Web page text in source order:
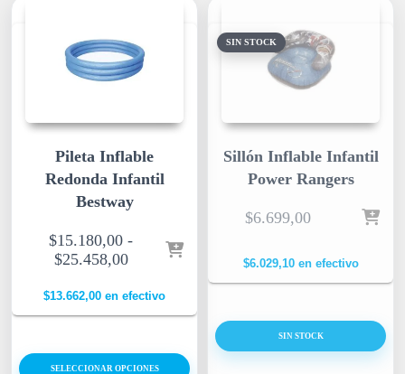
SIN STOCK
Sillón Inflable Infantil
Power Rangers
$6.699,00
$6.029,10en efectivo
SIN STOCK
Pileta Inflable
Redonda Infantil
Bestway
$15.180,00 -
$25.458,00
$13.662,00 en efectivo
SELECCIONAR OPCIONES